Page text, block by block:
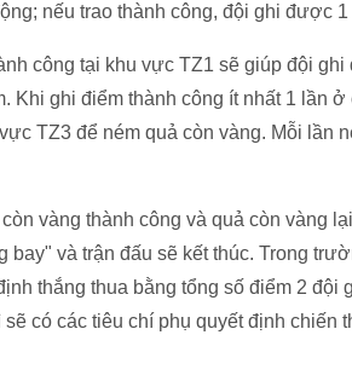
nếu trao thành công, đội ghi được 1
công tại khu vực TZ1 sẽ giúp đội
Khi ghi điểm thành công ít nhất 1 lần
TZ3 để ném quả còn vàng. Mỗi lần
vàng thành công và quả còn vàng
bay" và trận đấu sẽ kết thúc. Trong
thắng thua bằng tổng số điểm 2
có các tiêu chí phụ quyết định chiến